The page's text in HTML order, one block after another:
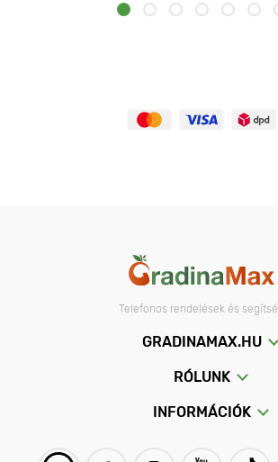
Telefonos rendelések és
GRADINAMAX.HU
RÓLUNK
INFORMÁCIÓK